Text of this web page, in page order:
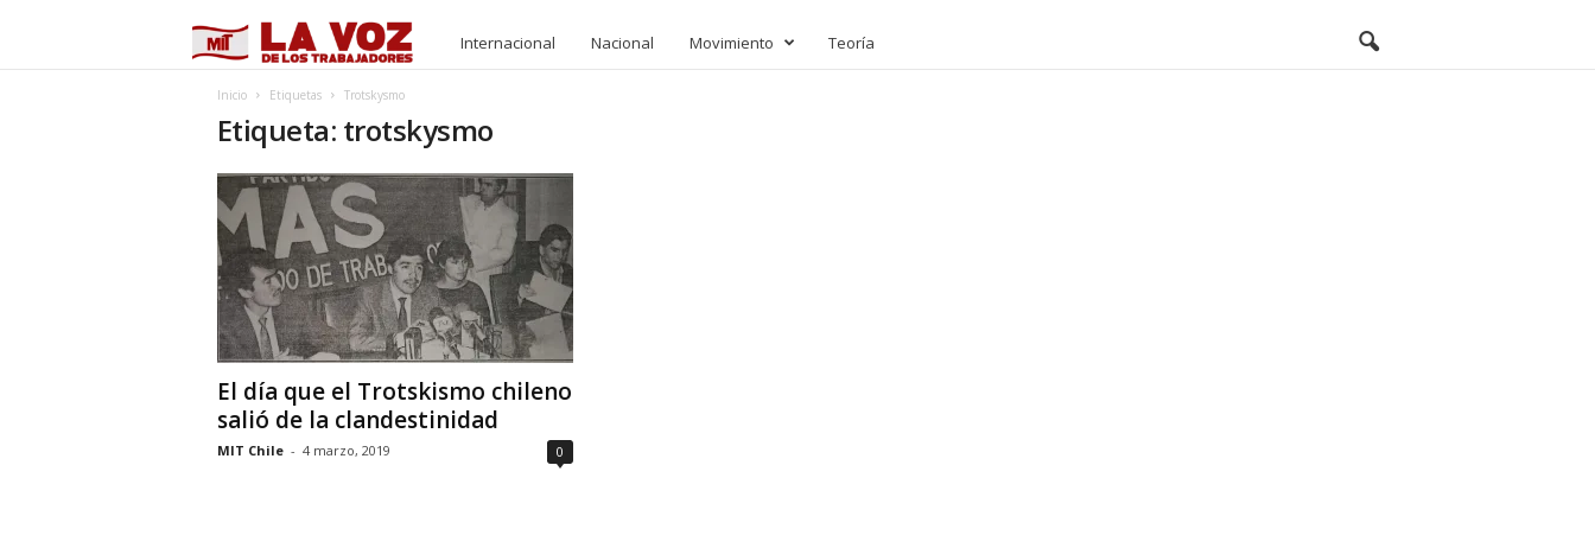
T
Internacional Nacional Movimiento Teoría
Inicio Etiquetas Trotskysmo
Etiqueta: trotskysmo
El día que el Trotskismo chileno
salió de la clandestinidad
MIT Chile - 4 marzo, 2019 0